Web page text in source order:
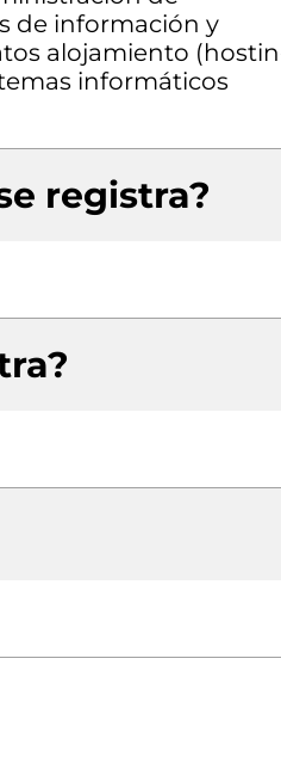
de información y
alojamiento
informáticos
registra?